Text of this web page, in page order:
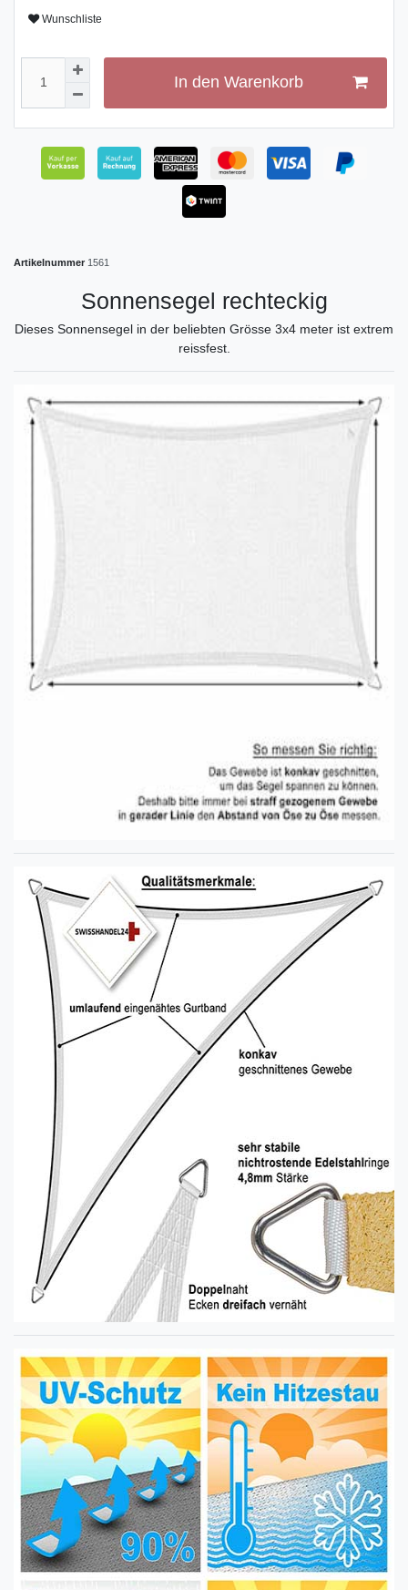
Wunschliste
In den Warenkorb
Artikelnummer 1561
Sonnensegel rechteckig
Dieses Sonnensegel in der beliebten Grösse 3x4 meter ist extrem
reissfest.